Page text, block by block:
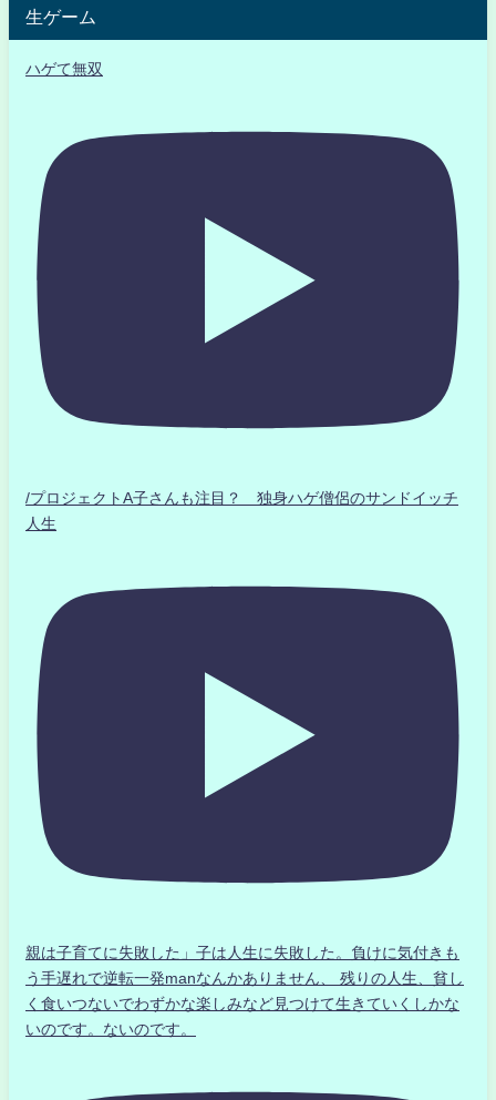
生ゲーム
ハゲて無双
/プロジェクトA子さんも注目？ 独身ハゲ僧侶のサンドイッチ
人生
親は子育てに失敗した」子は人生に失敗した。負けに気付きも
う手遅れで逆転一発manなんかありません、 残りの人生、貧し
く食いつないでわずかな楽しみなど見つけて生きていくしかな
いのです。ないのです。